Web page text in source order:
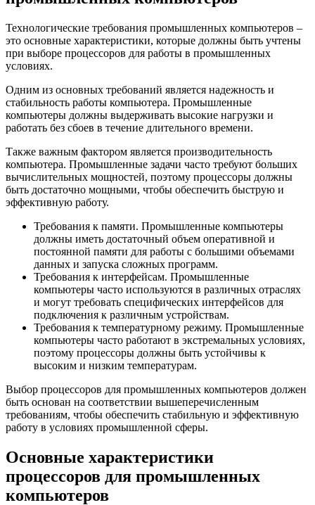
Технологические требования промышленных компьютеров –
это основные характеристики, которые должны быть учтены
при выборе процессоров для работы в промышленных
условиях.
Одним из основных требований является надежность и
стабильность работы компьютера. Промышленные
компьютеры должны выдерживать высокие нагрузки и
работать без сбоев в течение длительного времени.
Также важным фактором является производительность
компьютера. Промышленные задачи часто требуют больших
вычислительных мощностей, поэтому процессоры должны
быть достаточно мощными, чтобы обеспечить быструю и
эффективную работу.
Требования к памяти. Промышленные компьютеры
должны иметь достаточный объем оперативной и
постоянной памяти для работы с большими объемами
данных и запуска сложных программ.
Требования к интерфейсам. Промышленные
компьютеры часто используются в различных отраслях
и могут требовать специфических интерфейсов для
подключения к различным устройствам.
Требования к температурному режиму. Промышленные
компьютеры часто работают в экстремальных условиях,
поэтому процессоры должны быть устойчивы к
высоким и низким температурам.
Выбор процессоров для промышленных компьютеров должен
быть основан на соответствии вышеперечисленным
требованиям, чтобы обеспечить стабильную и эффективную
работу в условиях промышленной сферы.
Основные характеристики
процессоров для промышленных
компьютеров